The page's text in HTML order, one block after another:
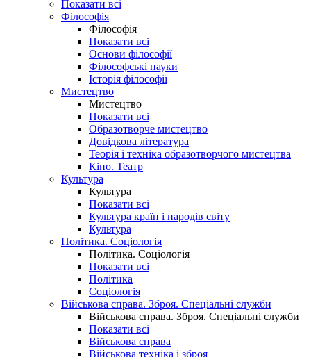
Показати всі
Філософія
Філософія
Показати всі
Основи філософії
Філософські науки
Історія філософії
Мистецтво
Мистецтво
Показати всі
Образотворче мистецтво
Довідкова література
Теорія і техніка образотворчого мистецтва
Кіно. Театр
Культура
Культура
Показати всі
Культура країн і народів світу
Культура
Політика. Соціологія
Політика. Соціологія
Показати всі
Політика
Соціологія
Військова справа. Зброя. Спеціальні служби
Військова справа. Зброя. Спеціальні служби
Показати всі
Військова справа
Військова техніка і зброя